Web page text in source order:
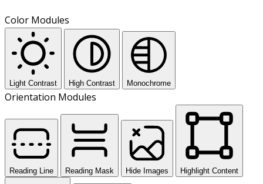
Color Modules
Light Contrast High Contrast Monochrome
Orientation Modules
Reading Line Reading Mask Hide Images Highlight Content